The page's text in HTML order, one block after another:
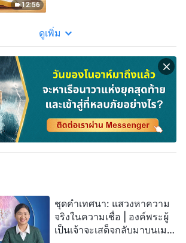
12:56
ดูเพิ่ม
ชุดคำเทศนา: แสวงหาความ
จริงในความเชื่อ | องค์พระผู้
เป็นเจ้าจะเสด็จกลับมาบนเมฆ